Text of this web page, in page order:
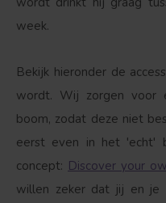
week.
Bekijk hieronder de
wordt. Wij zorgen voor
boom, zodat deze niet
eerst even in het 'echt'
concept: Discover your
willen zeker dat jij en je